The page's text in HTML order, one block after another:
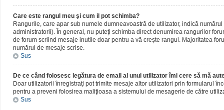
Care este rangul meu şi cum il pot schimba?
Rangurile, care apar sub numele dumneavoastră de utilizator, indică
administratorii). În general, nu puteţi schimba direct denumirea rangurilor
de forum scriind mesaje inutile doar pentru a vă creşte rangul. Majoritatea
numărul de mesaje scrise.
Sus
De ce când folosesc legătura de email al unui utilizator îmi cere să mă
Doar utilizatorii înregistraţi pot trimite mesaje altor utilizatori prin formularul
pentru a preveni folosirea maliţioasa a sistemului de mesagerie de către
Sus